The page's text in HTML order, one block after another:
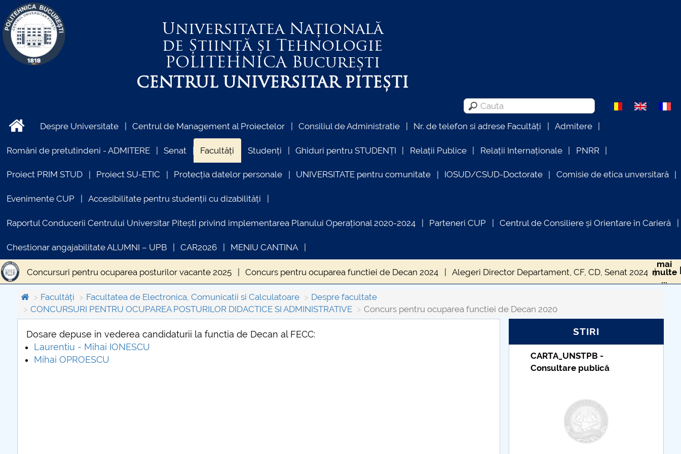
Universitatea Națională
de Știință și Tehnologie
POLITEHNICABucurești
CENTRUL UNIVERSITAR PITEȘTI
Despre Universitate Centrul de Management al Proiectelor Consiliul de Administratie Nr. de telefon si adrese Facultăți Admitere
Români de pretutindeni - ADMITERE Senat Facultăți Studenți Ghiduri pentru STUDENȚI Relații Publice Relații Internaționale PNRR
Proiect PRIM STUD Proiect SU-ETIC Protecția datelor personale UNIVERSITATE pentru comunitate IOSUD/CSUD-Doctorate Comisie de etica unversitară
Evenimente CUP Accesibilitate pentru studenții cu dizabilități
Raportul Conducerii Centrului Universitar Pitești privind implementarea Planului Operațional 2020-2024 Parteneri CUP Centrul de Consiliere și Orientare în Carieră
Chestionar angajabilitate ALUMNI – UPB CAR2026 MENIU CANTINA
Concursuri pentru ocuparea posturilor vacante 2025 Concurs pentru ocuparea functiei de Decan 2024 Alegeri Director Departament, CF, CD, Senat 2024
Concursuri pentru ocuparea posturilor vacante 2023 Concursuri pentru ocuparea posturilor vacante 2020
Concurs Director Departament 2019 Concursuri pentru ocuparea posturilor vacante 2019 Concurs pentru ocuparea postului de Decan - iulie 2017
Concursuri pentru ocuparea posturilor vacante 2016 Concursuri pentru ocuparea posturilor vacante 2014
mai
multe
...
Facultăți
Facultatea de Electronica, Comunicatii si Calculatoare
Despre facultate
CONCURSURI PENTRU OCUPAREA POSTURILOR DIDACTICE SI ADMINISTRATIVE
Concurs pentru ocuparea functiei de Decan 2020
Dosare depuse in vederea candidaturii la functia de Decan al FECC:
Laurentiu - Mihai IONESCU
Mihai OPROESCU
STIRI
COMUNICAT DE PRESA
Taxe de școlarizare
indexate – Centrul